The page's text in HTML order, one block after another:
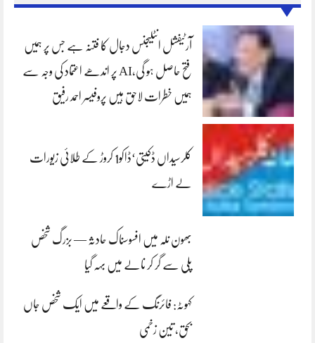
آرٹیفشل انٹلیجنس دجال کا فتنہ ہے جس پر ہمیں
فتح حاصل ہو گی،AI پر اندھے اعتماد کی وجہ سے
ہمیں خطرات لاحق ہیں پروفیسر احمد رفیق
کلرسیداں ڈکیتی‘ڈاکو1 کروڑ کے طلائی زیورات
لے اڑے
بھون نلہ میں افسوسناک حادثہ — بزرگ شخص
پلی سے گر کر نالے میں بہہ گیا
کہوٹہ: فائرنگ کے واقعے میں ایک شخص جاں
بحق، تین زخمی